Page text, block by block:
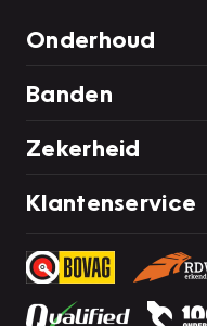
Onderhoud
Banden
Zekerheid
Klantenservice